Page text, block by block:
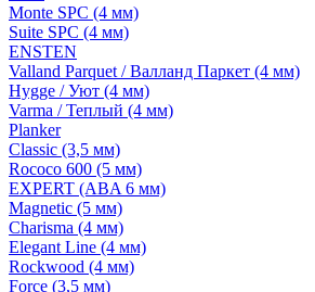
Monte SPC (4 мм)
Suite SPC (4 мм)
ENSTEN
Valland Parquet / Валланд Паркет (4 мм)
Hygge / Уют (4 мм)
Varma / Теплый (4 мм)
Planker
Classic (3,5 мм)
Rococo 600 (5 мм)
EXPERT (ABA 6 мм)
Magnetic (5 мм)
Charisma (4 мм)
Elegant Line (4 мм)
Rockwood (4 мм)
Force (3,5 мм)